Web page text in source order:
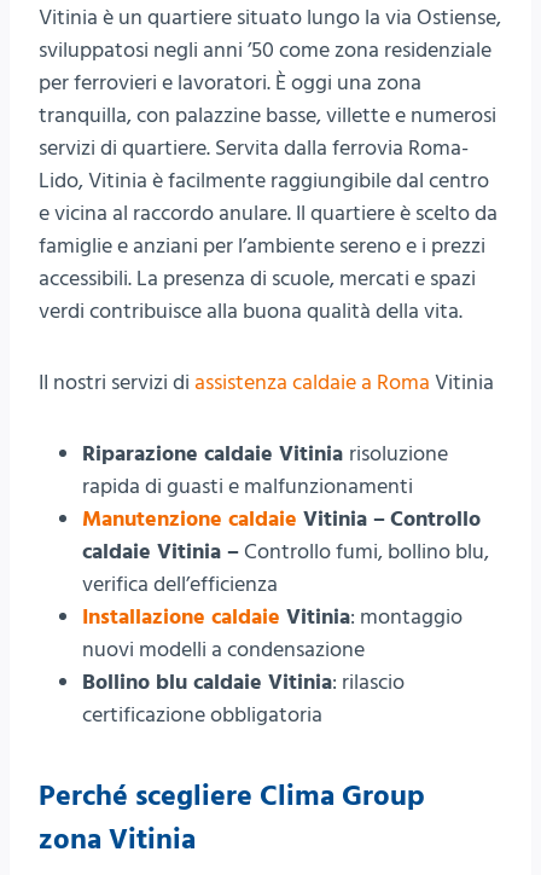
Vitinia è un quartiere situato lungo la via Ostiense,
sviluppatosi negli anni ’50 come zona residenziale
per ferrovieri e lavoratori. È oggi una zona
tranquilla, con palazzine basse, villette e numerosi
servizi di quartiere. Servita dalla ferrovia Roma-
Lido, Vitinia è facilmente raggiungibile dal centro
e vicina al raccordo anulare. Il quartiere è scelto da
famiglie e anziani per l’ambiente sereno e i prezzi
accessibili. La presenza di scuole, mercati e spazi
verdi contribuisce alla buona qualità della vita.
II nostri servizi di assistenza caldaie a Roma Vitinia
Riparazione caldaie Vitinia risoluzione
rapida di guasti e malfunzionamenti
Manutenzione caldaie Vitinia –Controllo
caldaie Vitinia – Controllo fumi, bollino blu,
verifica dell’efficienza
Installazione caldaie Vitinia: montaggio
nuovi modelli a condensazione
Bollino blu caldaie Vitinia: rilascio
certificazione obbligatoria
Perché scegliere Clima Group
zona Vitinia